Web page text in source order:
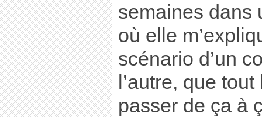
semaines dans
où elle
scénario d’un
l’autre, que
passer de ça à